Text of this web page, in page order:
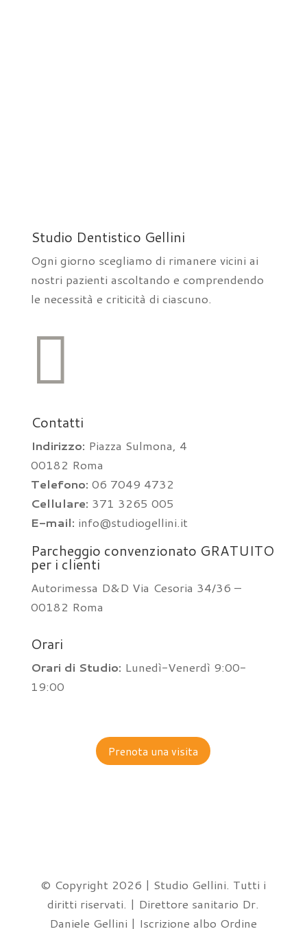
Studio Dentistico Gellini
Ogni giorno scegliamo di rimanere vicini ai
nostri pazienti ascoltando e comprendendo
le necessità e criticità di ciascuno.

Contatti
Indirizzo: Piazza Sulmona, 4
00182 Roma
Telefono: 06 7049 4732
Cellulare: 371 3265 005
E-mail: info@studiogellini.it
Parcheggio convenzionato GRATUITO
per i clienti
Autorimessa D&D Via Cesoria 34/36 –
00182 Roma
Orari
Orari di Studio: Lunedì-Venerdì 9:00-
19:00
Prenota una visita
© Copyright 2026 | Studio Gellini. Tutti i
diritti riservati. | Direttore sanitario Dr.
Daniele Gellini | Iscrizione albo Ordine